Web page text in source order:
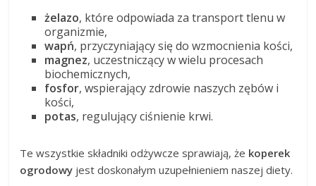
żelazo, które odpowiada za transport tlenu w
organizmie,
wapń, przyczyniający się do wzmocnienia kości,
magnez, uczestniczący w wielu procesach
biochemicznych,
fosfor, wspierający zdrowie naszych zębów i
kości,
potas, regulujący ciśnienie krwi.
Te wszystkie składniki odżywcze sprawiają, że koperek
ogrodowy jest doskonałym uzupełnieniem naszej diety.